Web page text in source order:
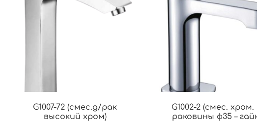
G1007-72 (смес.д/рак
высокий хром)
G1002-2 (смес.
раковины ф35 –